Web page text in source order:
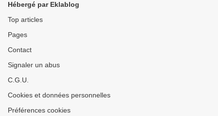
Hébergé par Eklablog
Top articles
Pages
Contact
Signaler un abus
C.G.U.
Cookies et données personnelles
Préférences cookies